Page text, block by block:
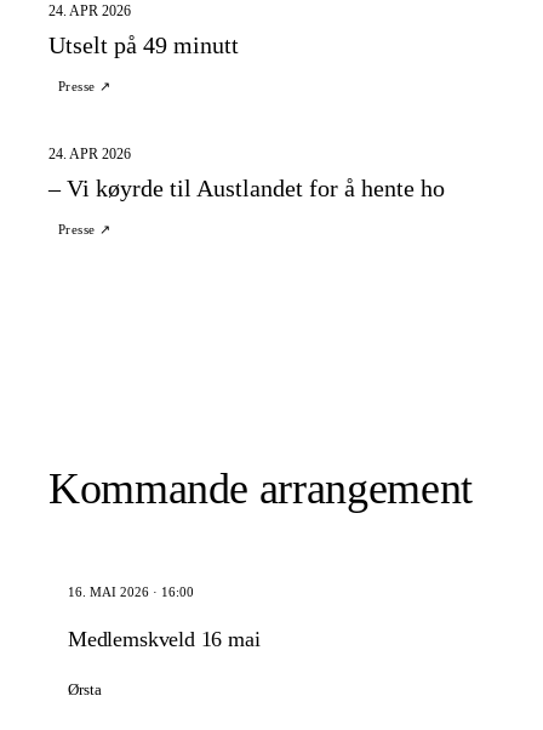
24. APR 2026
Utselt på 49 minutt
Presse ↗
24. APR 2026
– Vi køyrde til Austlandet for å hente ho
Presse ↗
Kommande arrangement
16. MAI 2026 · 16:00
Medlemskveld 16 mai
Ørsta